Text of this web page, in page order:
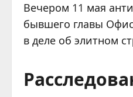
Вечером 11 мая
бывшего главы
в деле об элитном